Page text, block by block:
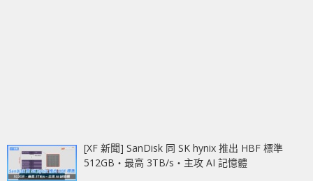
[XF 新聞] SanDisk 同 SK hynix 推出 HBF 標準
512GB‧最高 3TB/s‧主攻 AI 記憶體